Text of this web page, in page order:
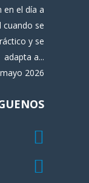
en el día a
cuando se
y se
adapta a...
2026